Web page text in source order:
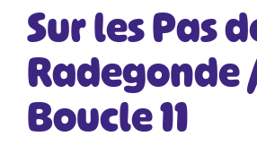
Sur les Pas
Radegonde
Boucle 11